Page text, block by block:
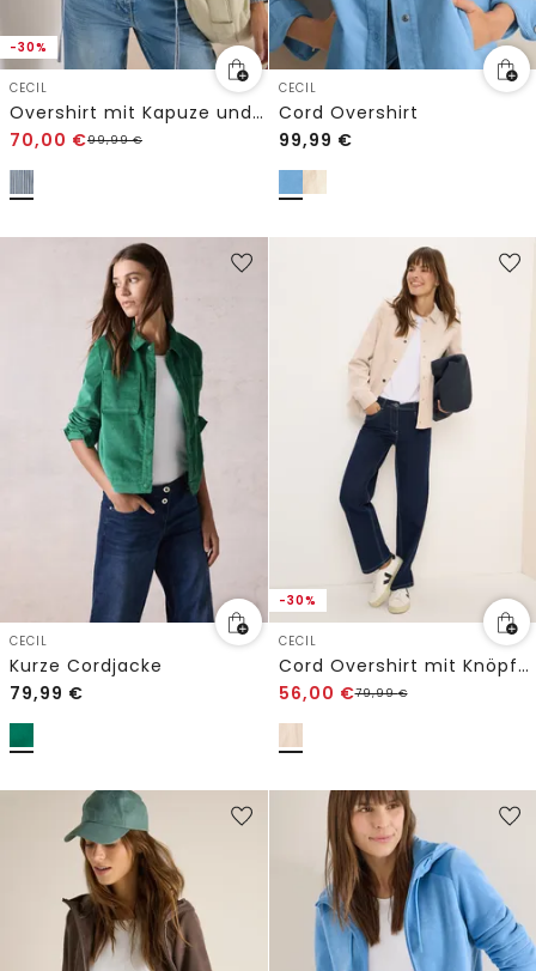
-30%
CECIL
Overshirt mit Kapuze und Streifen
70,00 €99,99€
CECIL
Cord Overshirt
99,99 €
CECIL
Kurze Cordjacke
79,99 €
-30%
CECIL
Cord Overshirt mit Knöpfen
56,00 €79,99€